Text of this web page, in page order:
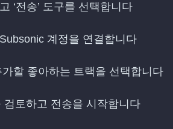
‘전송’ 도구를 선택합니다
계정을 연결합니다
할 좋아하는 트랙을 선택합니다
검토하고 전송을 시작합니다